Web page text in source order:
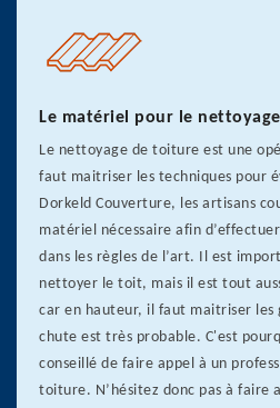
Le matériel pour le
Le nettoyage de toiture est une
faut maitriser les techniques pour
Dorkeld Couverture, les artisans
matériel nécessaire afin
dans les règles de l’art. Il est
nettoyer le toit, mais il est tout
car en hauteur, il faut maitriser les
chute est très probable. C'est
conseillé de faire appel à un
toiture. N’hésitez donc pas à faire